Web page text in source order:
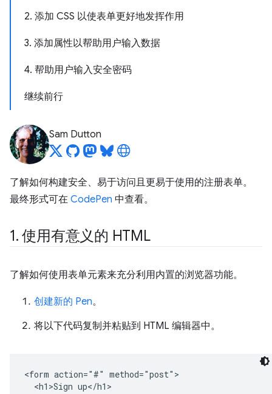
2. 添加 CSS 以使表单更好地发挥作用
3. 添加属性以帮助用户输入数据
4. 帮助用户输入安全密码
继续前行
Sam Dutton
了解如何构建安全、易于访问且更易于使用的注册表单。
最终形式可在 CodePen 中查看。
1. 使用有意义的 HTML
了解如何使用表单元素来充分利用内置的浏览器功能。
创建新的 Pen。
将以下代码复制并粘贴到 HTML 编辑器中。
<form action="#" method="post">
  <h1>Sign up</h1>